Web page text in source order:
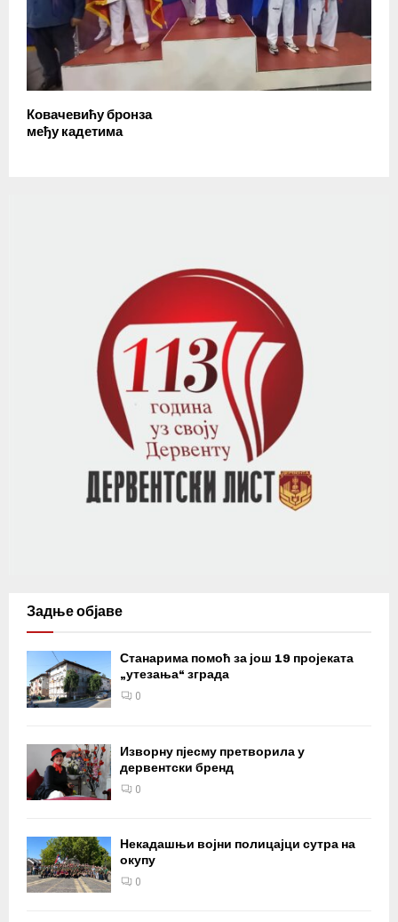
Ковачевићу бронза
међу кадетима
Задње објаве
Станарима помоћ за још 19 пројеката
„утезања“ зграда
0
Изворну пјесму претворила у
дервентски бренд
0
Некадашњи војни полицајци сутра на
окупу
0